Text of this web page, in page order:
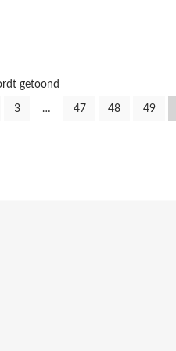
getoond
3 … 47 48 49